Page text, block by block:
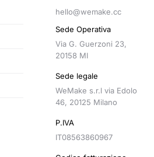
hello@wemake.cc
Sede Operativa
Via G. Guerzoni 23,
20158 MI
Sede legale
WeMake s.r.l via Edolo
46, 20125 Milano
P.IVA
IT08563860967